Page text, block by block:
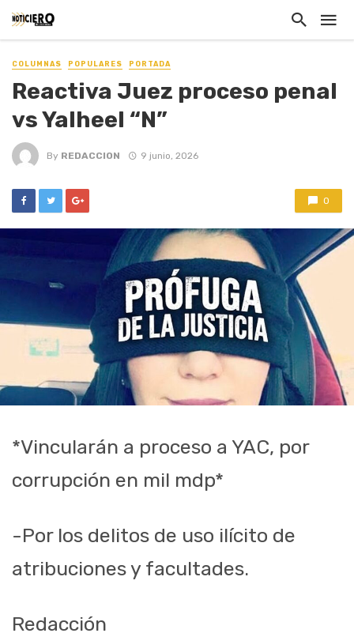
COLUMNAS POPULARES PORTADA
Reactiva Juez proceso penal
vs Yalheel “N”
By REDACCION 9 junio, 2026
0
*Vincularán a proceso a YAC, por
corrupción en mil mdp*
-Por los delitos de uso ilícito de
atribuciones y facultades.
Redacción